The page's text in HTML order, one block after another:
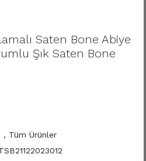
Saten Bone Abiye
Şık Saten Bone
, Tüm Ürünler